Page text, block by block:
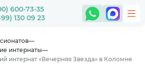
600-73-35
130 09 23
интернаты
интернат «Вечерняя Звезда» в Коломне